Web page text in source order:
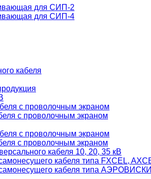
для СИП-2
для СИП-4
кабеля
с проволочным экраном
с проволочным экраном
с проволочным экраном
с проволочным экраном
кабеля 10, 20, 35 кВ
кабеля типа FXCEL,
самонесущего кабеля типа